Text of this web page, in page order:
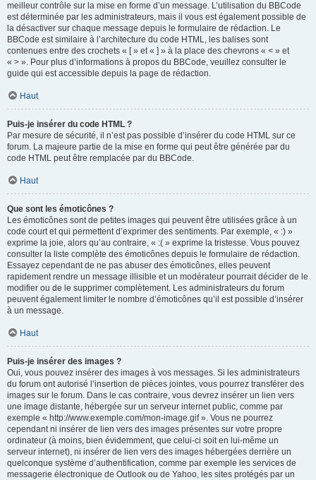
meilleur contrôle sur la mise en forme d’un message. L’utilisation du BBCode
est déterminée par les administrateurs, mais il vous est également possible de
la désactiver sur chaque message depuis le formulaire de rédaction. Le
BBCode est similaire à l’architecture du code HTML, les balises sont
contenues entre des crochets « [ » et « ] » à la place des chevrons « < » et
« > ». Pour plus d’informations à propos du BBCode, veuillez consulter le
guide qui est accessible depuis la page de rédaction.
Haut
Puis-je insérer du code HTML ?
Par mesure de sécurité, il n’est pas possible d’insérer du code HTML sur ce
forum. La majeure partie de la mise en forme qui peut être générée par du
code HTML peut être remplacée par du BBCode.
Haut
Que sont les émoticônes ?
Les émoticônes sont de petites images qui peuvent être utilisées grâce à un
code court et qui permettent d’exprimer des sentiments. Par exemple, « :) »
exprime la joie, alors qu’au contraire, « :( » exprime la tristesse. Vous pouvez
consulter la liste complète des émoticônes depuis le formulaire de rédaction.
Essayez cependant de ne pas abuser des émoticônes, elles peuvent
rapidement rendre un message illisible et un modérateur pourrait décider de le
modifier ou de le supprimer complètement. Les administrateurs du forum
peuvent également limiter le nombre d’émoticônes qu’il est possible d’insérer
à un message.
Haut
Puis-je insérer des images ?
Oui, vous pouvez insérer des images à vos messages. Si les administrateurs
du forum ont autorisé l’insertion de pièces jointes, vous pourrez transférer des
images sur le forum. Dans le cas contraire, vous devrez insérer un lien vers
une image distante, hébergée sur un serveur internet public, comme par
exemple « http://www.exemple.com/mon-image.gif ». Vous ne pourrez
cependant ni insérer de lien vers des images présentes sur votre propre
ordinateur (à moins, bien évidemment, que celui-ci soit en lui-même un
serveur internet), ni insérer de lien vers des images hébergées derrière un
quelconque système d’authentification, comme par exemple les services de
messagerie électronique de Outlook ou de Yahoo, les sites protégés par un